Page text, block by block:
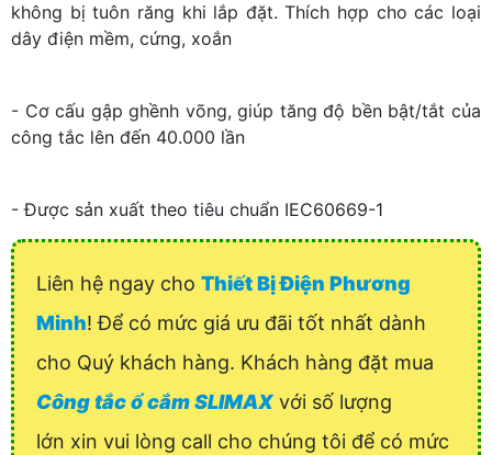
không bị tuôn răng khi lắp đặt. Thích hợp cho các loại
dây điện mềm, cứng, xoắn
- Cơ cấu gập ghềnh võng, giúp tăng độ bền bật/tắt của
công tắc lên đến 40.000 lần
- Được sản xuất theo tiêu chuẩn IEC60669-1
Liên hệ ngay cho Thiết Bị Điện Phương
Minh! Để có mức giá ưu đãi tốt nhất dành
cho Quý khách hàng. Khách hàng đặt mua
Công tắc ổ cắm SLIMAX với số lượng
lớn xin vui lòng call cho chúng tôi để có mức